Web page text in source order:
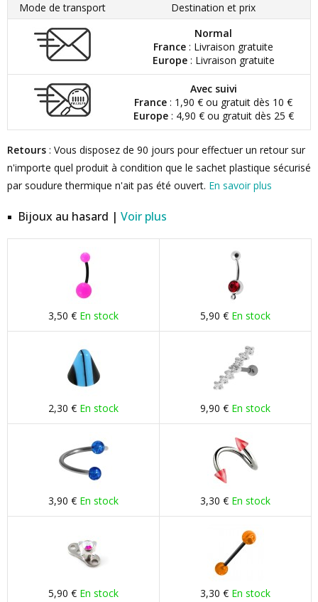
Mode de transport
Destination et prix
Normal
France : Livraison gratuite
Europe: Livraison gratuite
Avec suivi
France : 1,90 € ou gratuit dès 10 €
Europe: 4,90 € ou gratuit dès 25 €
Retours : Vous disposez de 90 jours pour effectuer un retour sur
n'importe quel produit à condition que le sachet plastique sécurisé
par soudure thermique n'ait pas été ouvert. En savoir plus
Bijoux au hasard | Voir plus
3,50 € En stock 5,90 € En stock
2,30 € En stock 9,90 € En stock
3,90 € En stock 3,30 € En stock
5,90 € En stock 3,30 € En stock